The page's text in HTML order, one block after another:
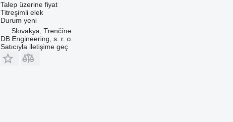
Talep üzerine fiyat
Titreşimli elek
Durum yeni
Slovakya, Trenčíne
DB Engineering, s. r. o.
Satıcıyla iletişime geç